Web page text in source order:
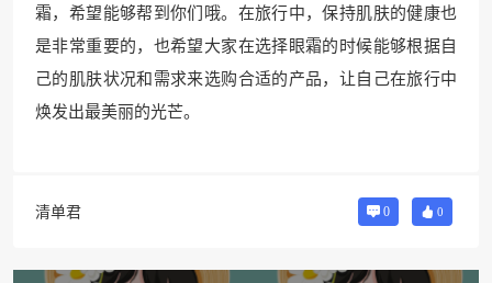
霜，希望能够帮到你们哦。在旅行中，保持肌肤的健康也
是非常重要的，也希望大家在选择眼霜的时候能够根据自
己的肌肤状况和需求来选购合适的产品，让自己在旅行中
焕发出最美丽的光芒。
清单君 0 0